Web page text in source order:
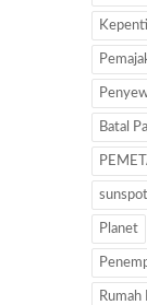
Batal
sunspot
Planet